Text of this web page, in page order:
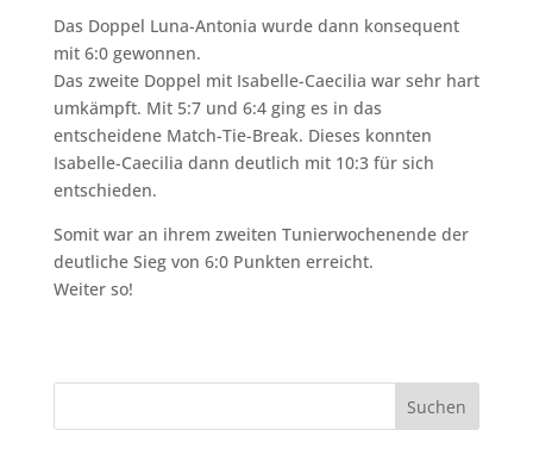
Das Doppel Luna-Antonia wurde dann konsequent
mit 6:0 gewonnen.
Das zweite Doppel mit Isabelle-Caecilia war sehr hart
umkämpft. Mit 5:7 und 6:4 ging es in das
entscheidene Match-Tie-Break. Dieses konnten
Isabelle-Caecilia dann deutlich mit 10:3 für sich
entschieden.
Somit war an ihrem zweiten Tunierwochenende der
deutliche Sieg von 6:0 Punkten erreicht.
Weiter so!